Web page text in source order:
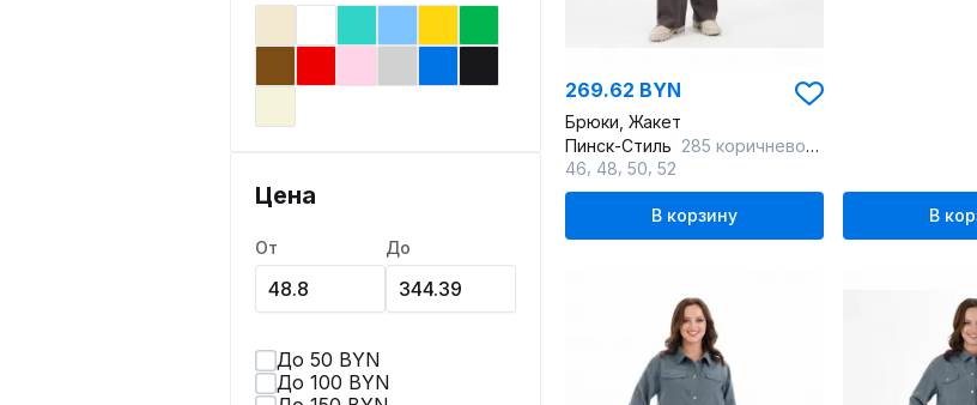
Цена
От До
До 50 BYN
До 100 BYN
269.62 BYN
Брюки, Жакет
Пинск-Стиль 285 коричнево-фиолетовый
46 48 50 52
В корзину В